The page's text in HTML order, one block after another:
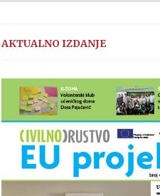
AKTUALNO IZDANJE